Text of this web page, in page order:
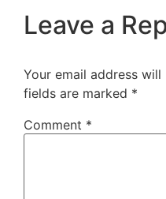
Leave a
Your email address
fields are marked *
Comment *